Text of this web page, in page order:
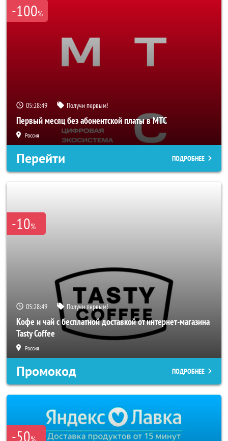
-100%
05:28:46 Получи первым!
Первый месяц без абонентской платы в МТС
Россия
Перейти ПОДРОБНЕЕ
-10%
05:28:46 Получи первым!
Кофе и чай с бесплатной доставкой от интернет-магазина
Tasty Coffee
Россия
Промокод ПОДРОБНЕЕ
-50%